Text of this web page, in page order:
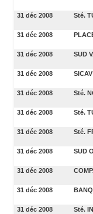
31 déc 2008 Sté.
31 déc 2008
31 déc 2008 SUD
31 déc 2008
31 déc 2008 Sté.
31 déc 2008 Sté.
31 déc 2008 Sté.
31 déc 2008 SUD
31 déc 2008
31 déc 2008
31 déc 2008
Sté.